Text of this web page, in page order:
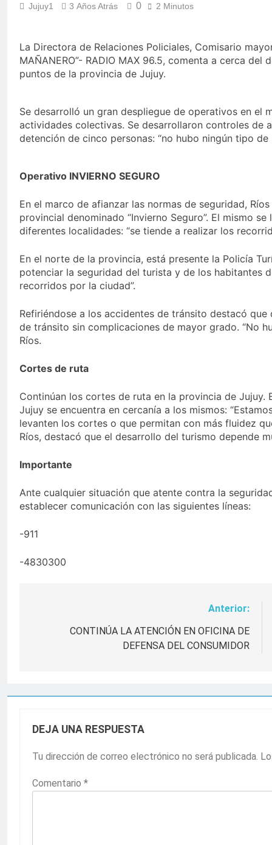
Jujuy1 3 Años Atrás 0 2 Minutos
La Directora de Relaciones Policiales, Comisario
MAÑANERO”- RADIO MAX 96.5, comenta a cerca
puntos de la provincia de Jujuy.
Se desarrolló un gran despliegue de operativos en el
actividades colectivas. Se desarrollaron controles de
detención de cinco personas: “no hubo ningún tipo de
Operativo INVIERNO SEGURO
En el marco de afianzar las normas de seguridad,
provincial denominado “Invierno Seguro”. El mismo
diferentes localidades: “se tiende a realizar los
En el norte de la provincia, está presente la Policía
potenciar la seguridad del turista y de los habitantes
recorridos por la ciudad”.
Refiriéndose a los accidentes de tránsito destacó
de tránsito sin complicaciones de mayor grado. “No
Ríos.
Cortes de ruta
Continúan los cortes de ruta en la provincia de
Jujuy se encuentra en cercanía a los mismos:
levanten los cortes o que permitan con más fluidez
Ríos, destacó que el desarrollo del turismo depende
Importante
Ante cualquier situación que atente contra la
establecer comunicación con las siguientes líneas:
-911
-4830300
Anterior:
CONTINÚA LA ATENCIÓN EN OFICINA DE
DEFENSA DEL CONSUMIDOR
DEJA UNA RESPUESTA
Tu dirección de correo electrónico no será publicada.
Comentario *